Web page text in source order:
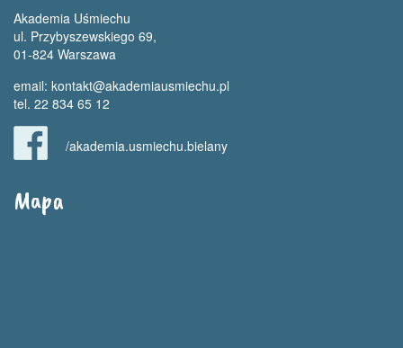
Akademia Uśmiechu
ul. Przybyszewskiego 69,
01-824 Warszawa
email: kontakt@akademiausmiechu.pl
tel. 22 834 65 12
/akademia.usmiechu.bielany
Mapa